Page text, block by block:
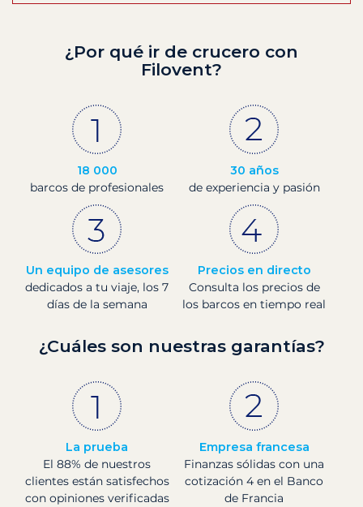
¿Por qué ir de crucero con
Filovent?
18 000
barcos de profesionales
30 años
de experiencia y pasión
Un equipo de asesores
dedicados a tu viaje, los 7
días de la semana
Precios en directo
Consulta los precios de
los barcos en tiempo real
¿Cuáles son nuestras garantías?
La prueba
El 88% de nuestros
clientes están satisfechos
con opiniones verificadas
Empresa francesa
Finanzas sólidas con una
cotización 4 en el Banco
de Francia